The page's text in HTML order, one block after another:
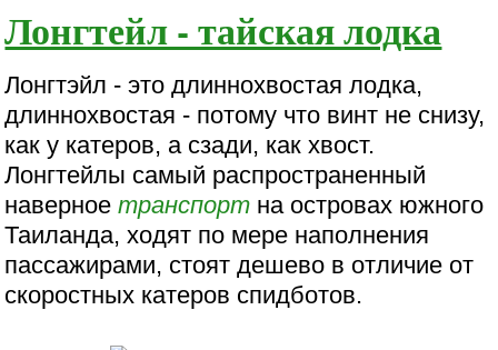
Лонгтейл - тайская лодка
Лонгтэйл - это длиннохвостая лодка,
длиннохвостая - потому что винт не снизу,
как у катеров, а сзади, как хвост.
Лонгтейлы самый распространенный
наверноетранспорт на островах южного
Таиланда, ходят по мере наполнения
пассажирами, стоят дешево в отличие от
скоростных катеров спидботов.